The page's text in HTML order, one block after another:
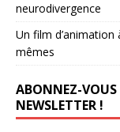
neurodivergence
Un film
mêmes
ABONNEZ-
NEWSLETTER !